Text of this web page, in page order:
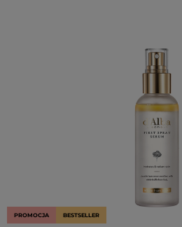
PROMOCJA BESTSELLER